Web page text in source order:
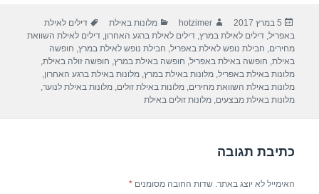
e
b
o
o
s
A
p
p
gr
a
m
e
פורסם
בתאריך
5 במרץ 2017 מחבר
hotzimer קטגוריות
מלונות באילת תגיות
דילים לאילת
באפריל,דילים לאילת במרץ,דילים לאילת ברגע האחרון,דילים לאילת השוואת
מחירים, חבילת נופש לאילת באפריל, חבילת נופש לאילת במרץ, חופשה
באילת, חופשה באילת באפריל, חופשה באילת במרץ, חופשה זולה באילת,
מלונות באילת באפריל,מלונות באילת במרץ,מלונות באילת ברגע האחרון,
מלונות באילת השוואת מחירים,מלונות באילת זולים,מלונות באילת לנוער,
מלונות באילת מבצעים,מלונות זולים באילת
כתיבת תגובה
האימייל לא יוצג באתר. שדות החובה מסומנים*